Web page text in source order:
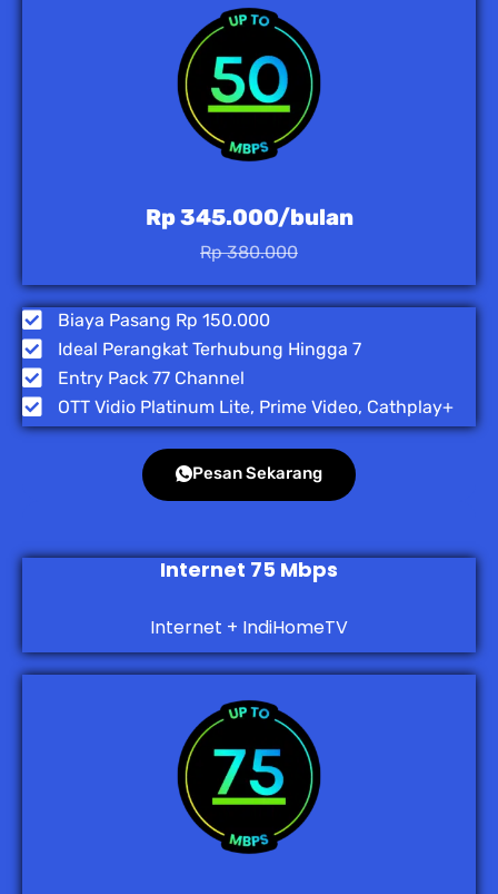
Rp 345.000/bulan
Rp 380.000
Biaya Pasang Rp 150.000
Ideal Perangkat Terhubung Hingga 7
Entry Pack 77 Channel
OTT Vidio Platinum Lite, Prime Video, Cathplay+
Pesan Sekarang
Internet 75 Mbps
Internet + IndiHomeTV